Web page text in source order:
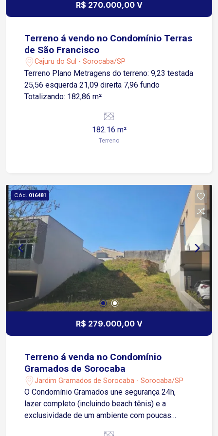
R$ 270.000,00 V
Terreno á vendo no Condomínio Terras
de São Francisco
Cajuru do Sul - Sorocaba/SP
Terreno Plano Metragens do terreno: 9,23 testada
25,56 esquerda 21,09 direita 7,96 fundo
Totalizando: 182,86 m²
182.16 m²
Terreno
Cód. 016481
R$ 279.000,00 V
Terreno á venda no Condomínio
Gramados de Sorocaba
Jardim Gramados de Sorocaba - Sorocaba/SP
O Condomínio Gramados une segurança 24h,
lazer completo (incluindo beach tênis) e a
exclusividade de um ambiente com poucas